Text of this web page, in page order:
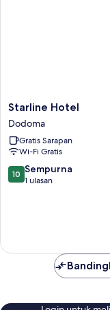
Starline
Hotel
Dodoma
Starline Hotel
Dodoma
Gratis Sarapan
Wi-Fi Gratis
10.0
dari
10 Sempurna
1 ulasan